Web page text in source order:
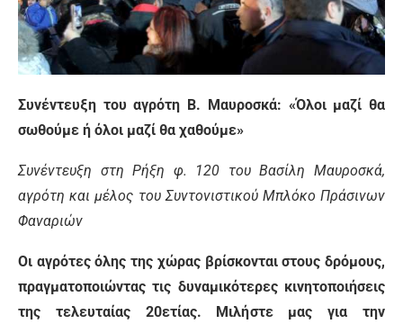
Συνέντευξη του αγρότη Β. Μαυροσκά: «Όλοι μαζί θα
σωθούμε ή όλοι μαζί θα χαθούμε»
Συνέντευξη στη Ρήξη φ. 120 του Βασίλη Μαυροσκά,
αγρότη και μέλος του Συντονιστικού Μπλόκο Πράσινων
Φαναριών
Οι αγρότες όλης της χώρας βρίσκονται στους δρόμους,
πραγματοποιώντας τις δυναμικότερες κινητοποιήσεις
της τελευταίας 20ετίας. Μιλήστε μας για την